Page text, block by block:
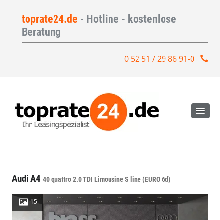
toprate24.de - Hotline - kostenlose
Beratung
0 52 51 / 29 86 91-0
Audi A4 40 quattro 2.0 TDI Limousine S line (EURO 6d)
15